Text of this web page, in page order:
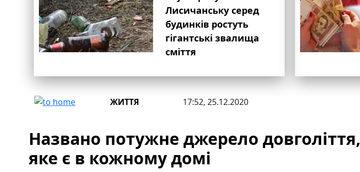
Лисичанську серед
будинків ростуть
гігантські звалища
сміття
ЖИТТЯ 17:52, 25.12.2020
Названо потужне джерело довголіття,
яке є в кожному домі